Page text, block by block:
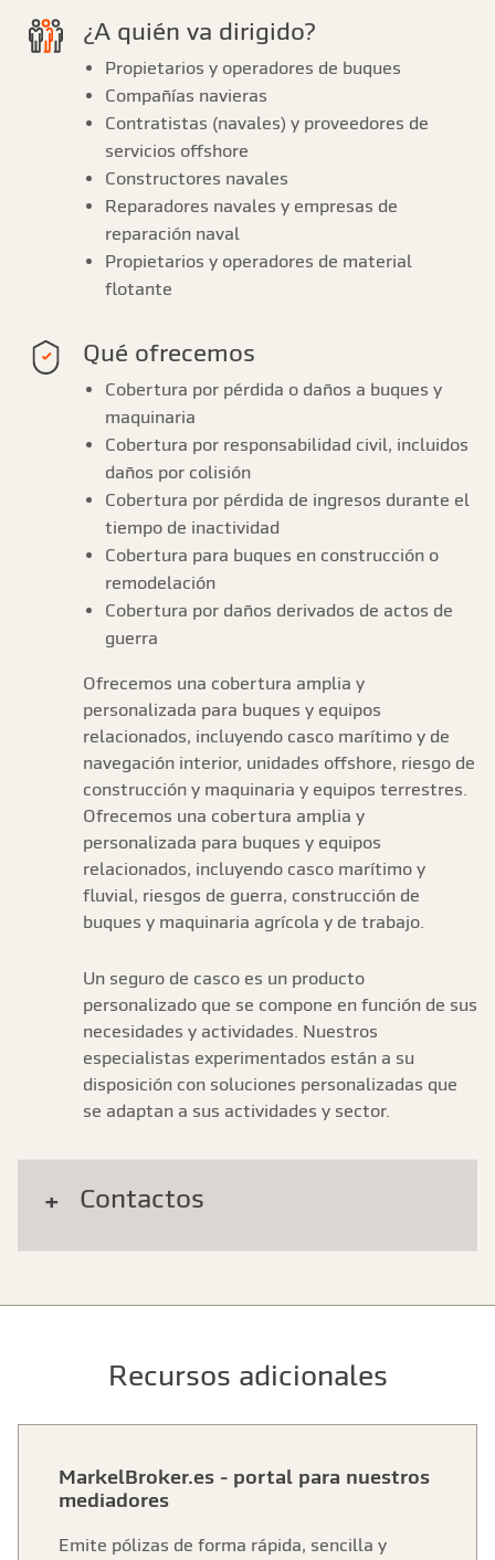
¿A quién va dirigido?
Propietarios y operadores de buques
Compañías navieras
Contratistas (navales) y proveedores de
servicios offshore
Constructores navales
Reparadores navales y empresas de
reparación naval
Propietarios y operadores de material
flotante
Qué ofrecemos
Cobertura por pérdida o daños a buques y
maquinaria
Cobertura por responsabilidad civil, incluidos
daños por colisión
Cobertura por pérdida de ingresos durante el
tiempo de inactividad
Cobertura para buques en construcción o
remodelación
Cobertura por daños derivados de actos de
guerra
Ofrecemos una cobertura amplia y
personalizada para buques y equipos
relacionados, incluyendo casco marítimo y de
navegación interior, unidades offshore, riesgo de
construcción y maquinaria y equipos terrestres.
Ofrecemos una cobertura amplia y
personalizada para buques y equipos
relacionados, incluyendo casco marítimo y
fluvial, riesgos de guerra, construcción de
buques y maquinaria agrícola y de trabajo.
Un seguro de casco es un producto
personalizado que se compone en función de sus
necesidades y actividades. Nuestros
especialistas experimentados están a su
disposición con soluciones personalizadas que
se adaptan a sus actividades y sector.
Contactos
Recursos adicionales
MarkelBroker.es - portal para nuestros
mediadores
Emite pólizas de forma rápida, sencilla y